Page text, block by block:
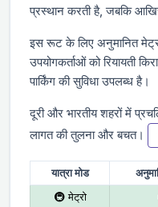
प्रस्थान करती है, जबकि
इस रूट के लिए अनुमानित
उपयोगकर्ताओं को रियायती
पार्किंग की सुविधा उपलब्ध है।
दूरी और भारतीय शहरों में
लागत की तुलना और बचत।
यात्रा मोड
🚇 मेट्रो